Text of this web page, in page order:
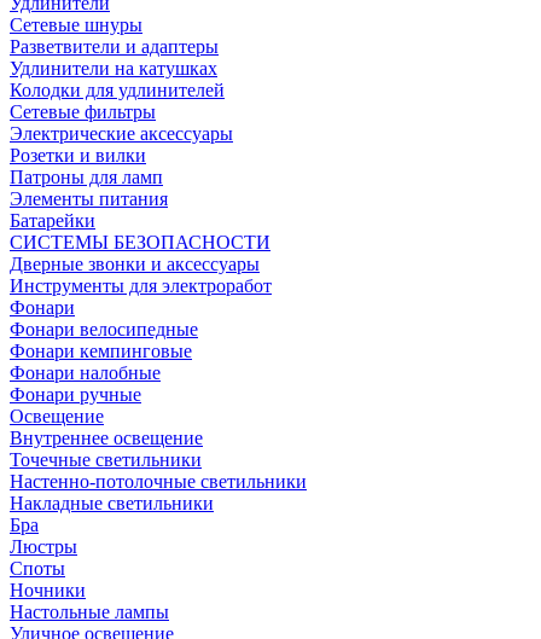
Сетевые шнуры
Разветвители и адаптеры
Удлинители на катушках
Колодки для удлинителей
Сетевые фильтры
Электрические аксессуары
Розетки и вилки
Патроны для ламп
Элементы питания
Батарейки
СИСТЕМЫ БЕЗОПАСНОСТИ
Дверные звонки и аксессуары
Инструменты для электроработ
Фонари
Фонари велосипедные
Фонари кемпинговые
Фонари налобные
Фонари ручные
Освещение
Внутреннее освещение
Точечные светильники
Настенно-потолочные светильники
Накладные светильники
Бра
Люстры
Споты
Ночники
Настольные лампы
Уличное освещение